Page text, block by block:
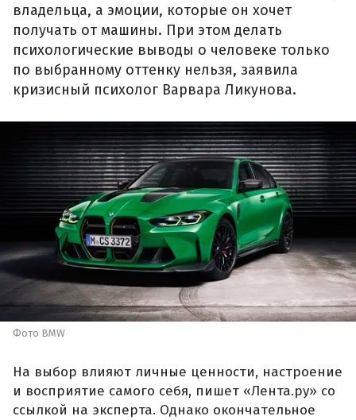
владельца, а эмоции, которые он хочет
получать от машины. При этом делать
психологические выводы о человеке только
по выбранному оттенку нельзя, заявила
кризисный психолог Варвара Ликунова.
Фото BMW
На выбор влияют личные ценности, настроение
и восприятие самого себя, пишет «Лента.ру» со
ссылкой на эксперта. Однако окончательное